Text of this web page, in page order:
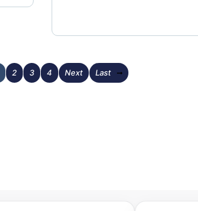
2 3 4 Next Last